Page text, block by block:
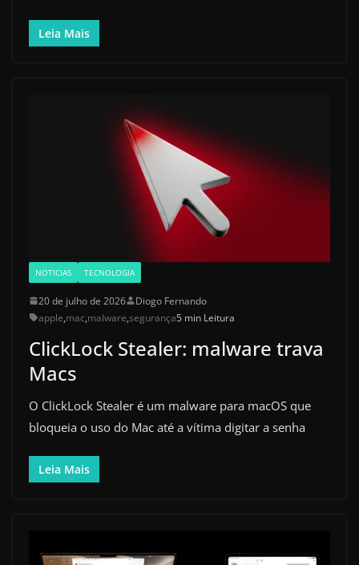
Leia Mais
NOTICIAS TECNOLOGIA
20 de julho de 2026
Diogo Fernando
apple,mac,malware,segurança5 min Leitura
ClickLock Stealer: malware trava
Macs
O ClickLock Stealer é um malware para macOS que
bloqueia o uso do Mac até a vítima digitar a senha
Leia Mais